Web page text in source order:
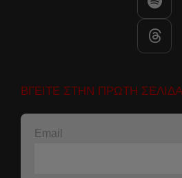
ΒΓΕΙΤΕ ΣΤΗΝ ΠΡΩΤΗ ΣΕΛΙΔΑ
Email